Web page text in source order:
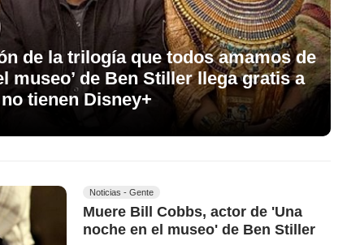
de la trilogía que todos amamos de
museo’ de Ben Stiller llega gratis a
tienen Disney+
Noticias - Gente
Muere Bill Cobbs, actor de 'Una
noche en el museo' de Ben Stiller